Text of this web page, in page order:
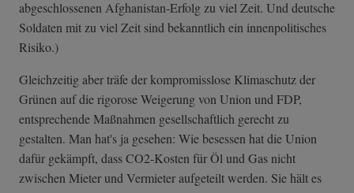
abgeschlossenen Afghanistan-Erfolg zu viel Zeit. Und deutsche
Soldaten mit zu viel Zeit sind bekanntlich ein innenpolitisches
Risiko.)
Gleichzeitig aber träfe der kompromisslose Klimaschutz der
Grünen auf die rigorose Weigerung von Union und FDP,
entsprechende Maßnahmen gesellschaftlich gerecht zu
gestalten. Man hat's ja gesehen: Wie besessen hat die Union
dafür gekämpft, dass CO2-Kosten für Öl und Gas nicht
zwischen Mieter und Vermieter aufgeteilt werden. Sie hält es